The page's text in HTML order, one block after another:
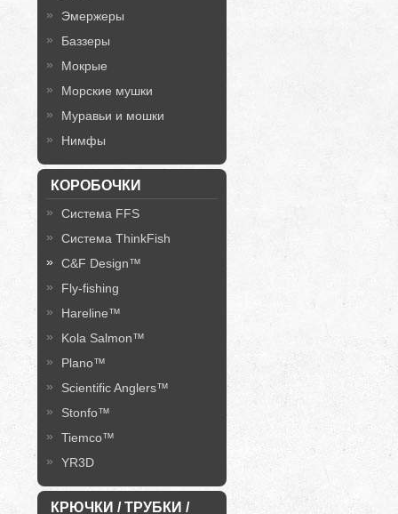
Эмержеры
Баззеры
Мокрые
Морские мушки
Муравьи и мошки
Нимфы
КОРОБОЧКИ
Система FFS
Система ThinkFish
C&F Design™
Fly-fishing
Hareline™
Kola Salmon™
Plano™
Scientific Anglers™
Stonfo™
Tiemco™
YR3D
КРЮЧКИ / ТРУБКИ /